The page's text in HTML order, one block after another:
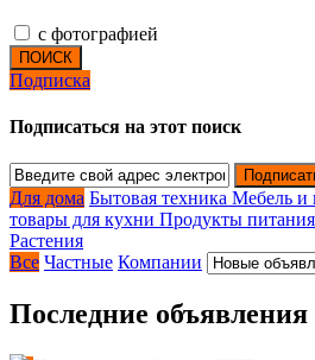
с фотографией
ПОИСК
Подписка
Подписаться на этот поиск
Для дома Бытовая техника Мебель и
товары для кухни Продукты питания
Растения
Все Частные Компании
Последние объявления